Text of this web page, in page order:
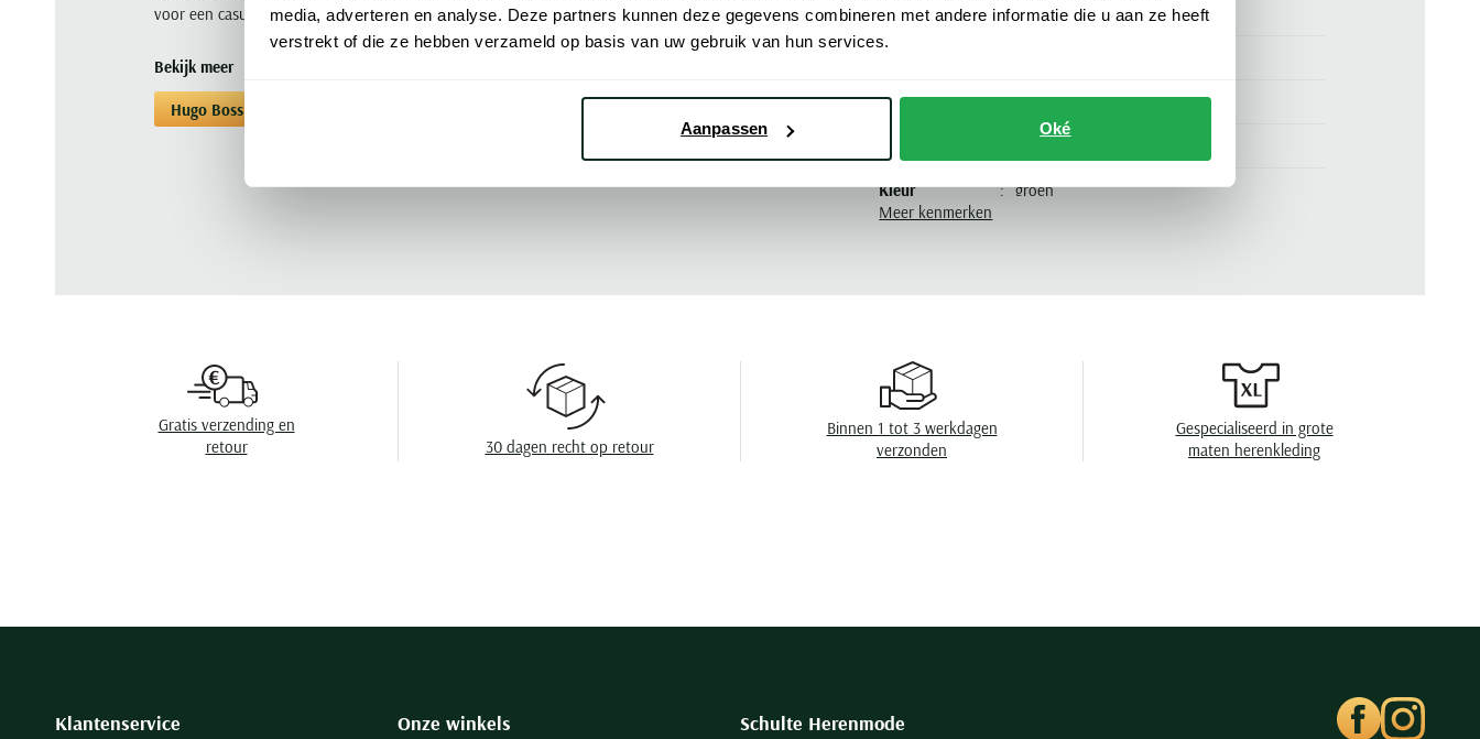
media, adverteren en analyse. Deze partners kunnen deze gegevens combineren met andere informatie die u aan ze heeft
verstrekt of die ze hebben verzameld op basis van uw gebruik van hun services.
Aanpassen Oké
voor een casual dag op kantoor of een ontspannen weekenduitje
Bekijk meer
Hugo Boss
Merk Hugo Boss
Materiaal 95% katoen en 5% elastaan
Kleur groen
Sluiting
Wasvoorschriften speciaal wasprogamma 30°C, niet in de
droger, strijken op lage temperatuur, niet
Meer kenmerken
Gratis verzending en
retour
30 dagen recht op retour
Binnen 1 tot 3 werkdagen
verzonden
Gespecialiseerd in grote
maten herenkleding
Klantenservice Onze winkels Schulte Herenmode